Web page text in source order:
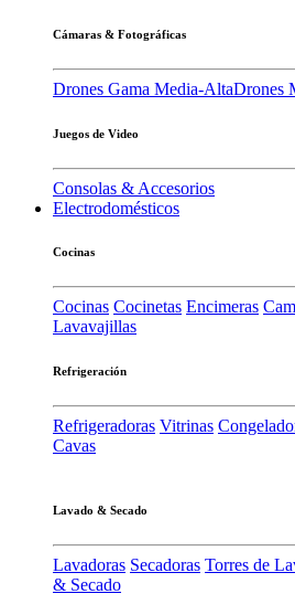
Cámaras & Fotográficas
Drones Gama Media-AltaDrones
Juegos de Video
Consolas & Accesorios
Electrodomésticos
Cocinas
Cocinas Cocinetas Encimeras
Lavavajillas
Refrigeración
Refrigeradoras Vitrinas
Cavas
Lavado & Secado
Lavadoras Secadoras Torres de
& Secado